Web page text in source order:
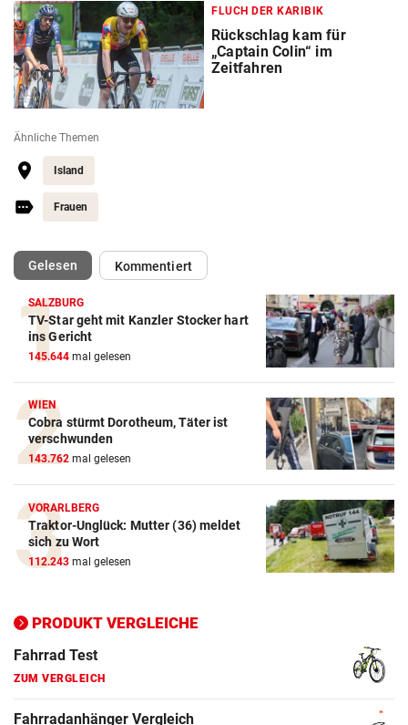
FLUCH DER KARIBIK
Rückschlag kam für
„Captain Colin“ im
Zeitfahren
Ähnliche Themen
Island
Frauen
Gelesen(ausgewählt)Kommentiert
SALZBURG
TV-Star geht mit Kanzler Stocker hart
ins Gericht
145.644 mal gelesen
WIEN
Cobra stürmt Dorotheum, Täter ist
verschwunden
143.762 mal gelesen
VORARLBERG
Traktor-Unglück: Mutter (36) meldet
sich zu Wort
112.243 mal gelesen
PRODUKT VERGLEICHE
Action-Cam Vergleich
ZUM VERGLEICH
Crosstrainer Vergleich
ZUM VERGLEICH
E-Bike Vergleich
ZUM VERGLEICH
Elektro-Scooter Vergleich
ZUM VERGLEICH
ZUM VERGLEICH
Fahrrad Test
ZUM VERGLEICH
Fahrradanhänger Vergleich